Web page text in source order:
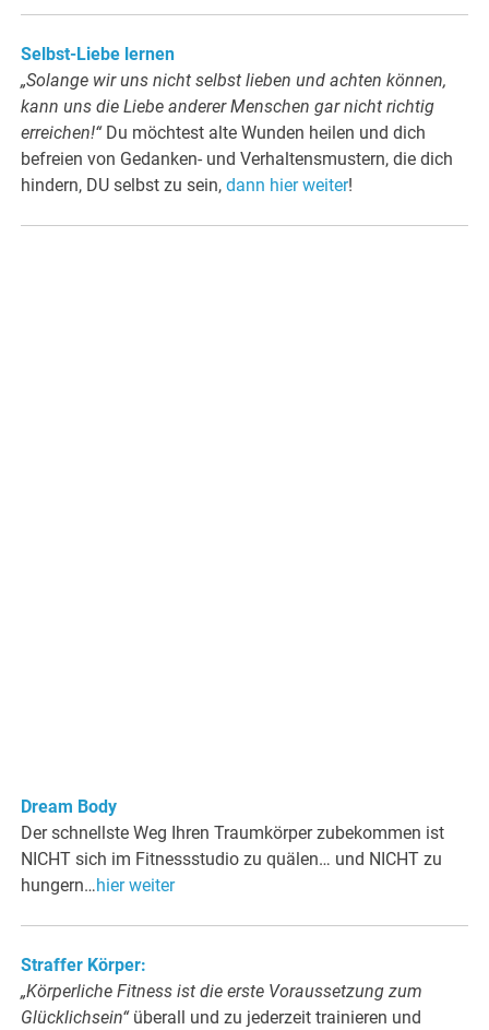
Selbst-Liebe lernen
„Solange wir uns nicht selbst lieben und achten können,
kann uns die Liebe anderer Menschen gar nicht richtig
erreichen!“ Du möchtest alte Wunden heilen und dich
befreien von Gedanken- und Verhaltensmustern, die dich
hindern, DU selbst zu sein,dann hier weiter!
Dream Body
Der schnellste Weg Ihren Traumkörper zubekommen ist
NICHT sich im Fitnessstudio zu quälen… und NICHT zu
hungern…hier weiter
Straffer Körper:
„Körperliche Fitness ist die erste Voraussetzung zum
Glücklichsein“überall und zu jederzeit trainieren und